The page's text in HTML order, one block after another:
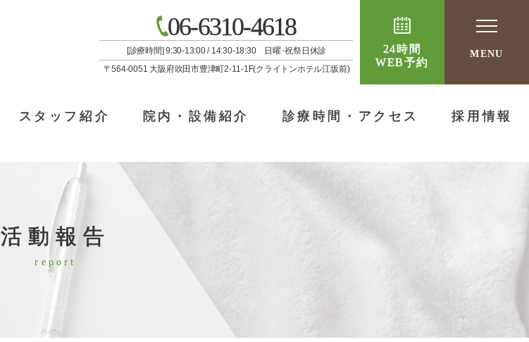
24時間
WEB予約
MENU
06-6310-4618
[診療時間] 9:30-13:00 / 14:30-18:30 日曜･祝祭日休診
〒564-0051 大阪府吹田市豊津町2-11-1F(クライトンホテル江坂前)
スタッフ紹介 院内・設備紹介 診療時間・アクセス 採用情報
活動報告
report